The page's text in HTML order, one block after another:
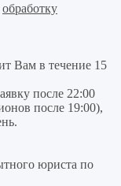
обработку
Вам в течение 15
после 22:00
после 19:00),
юриста по